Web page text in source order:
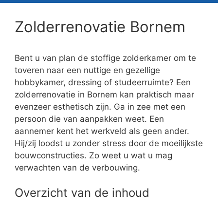
Zolderrenovatie Bornem
Bent u van plan de stoffige zolderkamer om te
toveren naar een nuttige en gezellige
hobbykamer, dressing of studeerruimte? Een
zolderrenovatie in Bornem kan praktisch maar
evenzeer esthetisch zijn. Ga in zee met een
persoon die van aanpakken weet. Een
aannemer kent het werkveld als geen ander.
Hij/zij loodst u zonder stress door de moeilijkste
bouwconstructies. Zo weet u wat u mag
verwachten van de verbouwing.
Overzicht van de inhoud